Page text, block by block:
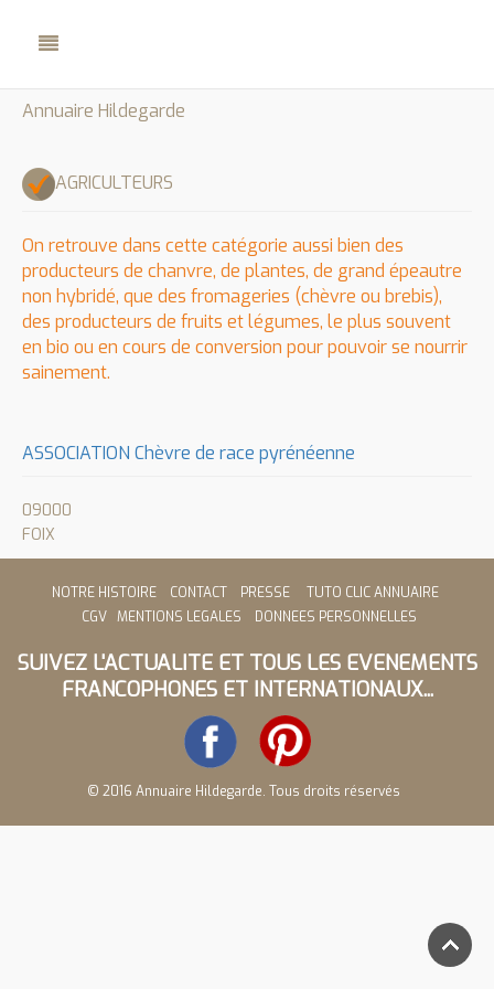
Annuaire Hildegarde
AGRICULTEURS
On retrouve dans cette catégorie aussi bien des
producteurs de chanvre, de plantes, de grand épeautre
non hybridé, que des fromageries (chèvre ou brebis),
des producteurs de fruits et légumes, le plus souvent
en bio ou en cours de conversion pour pouvoir se nourrir
sainement.
ASSOCIATION Chèvre de race pyrénéenne
09000
FOIX
NOTRE HISTOIRE CONTACT PRESSE
TUTO CLIC ANNUAIRE
CGV MENTIONS LEGALES DONNEES PERSONNELLES
SUIVEZ L'ACTUALITE ET TOUS LES EVENEMENTS
FRANCOPHONES ET INTERNATIONAUX...
© 2016 Annuaire Hildegarde. Tous droits réservés